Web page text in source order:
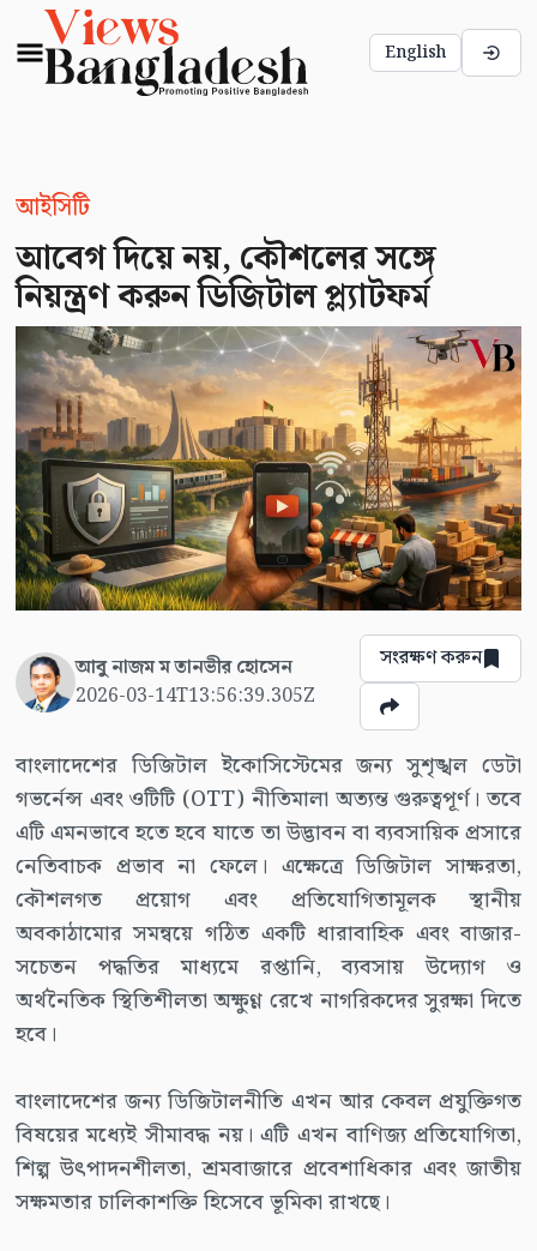
English
আইসিটি
আবেগ দিয়ে নয়, কৌশলের সঙ্গে
নিয়ন্ত্রণ করুন ডিজিটাল প্ল্যাটফর্ম
আবু নাজম ম তানভীর হোসেন
2026-03-14T13:56:39.305Z
সংরক্ষণ করুন
বাংলাদেশের ডিজিটাল ইকোসিস্টেমের জন্য সুশৃঙ্খল ডেটা
গভর্নেন্স এবং ওটিটি (OTT) নীতিমালা অত্যন্ত গুরুত্বপূর্ণ। তবে
এটি এমনভাবে হতে হবে যাতে তা উদ্ভাবন বা ব্যবসায়িক প্রসারে
নেতিবাচক প্রভাব না ফেলে। এক্ষেত্রে ডিজিটাল সাক্ষরতা,
কৌশলগত প্রয়োগ এবং প্রতিযোগিতামূলক স্থানীয়
অবকাঠামোর সমন্বয়ে গঠিত একটি ধারাবাহিক এবং বাজার-
সচেতন পদ্ধতির মাধ্যমে রপ্তানি, ব্যবসায় উদ্যোগ ও
অর্থনৈতিক স্থিতিশীলতা অক্ষুণ্ণ রেখে নাগরিকদের সুরক্ষা দিতে
হবে।
বাংলাদেশের জন্য ডিজিটালনীতি এখন আর কেবল প্রযুক্তিগত
বিষয়ের মধ্যেই সীমাবদ্ধ নয়। এটি এখন বাণিজ্য প্রতিযোগিতা,
শিল্প উৎপাদনশীলতা, শ্রমবাজারে প্রবেশাধিকার এবং জাতীয়
সক্ষমতার চালিকাশক্তি হিসেবে ভূমিকা রাখছে।